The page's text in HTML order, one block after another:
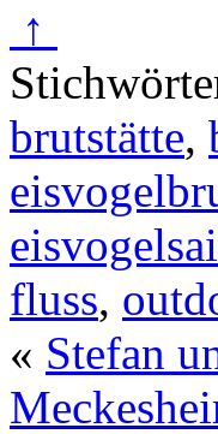
↑
brutstätte,
fluss,
« Stefan